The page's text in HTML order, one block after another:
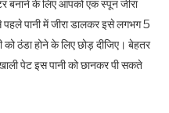
बनाने के लिए आपको एक स्पून जीरा
पानी में जीरा डालकर इसे लगभग 5
ठंडा होने के लिए छोड़ दीजिए। बेहतर
पेट इस पानी को छानकर पी सकते